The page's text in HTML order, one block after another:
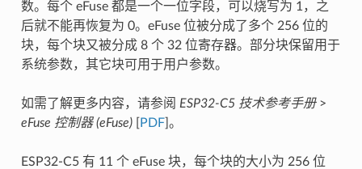
数。每个 eFuse 都是一个一位字段，可以烧写为 1，之
后就不能再恢复为 0。eFuse 位被分成了多个 256 位的
块，每个块又被分成 8 个 32 位寄存器。部分块保留用于
系统参数，其它块可用于用户参数。
如需了解更多内容，请参阅 ESP32-C5 技术参考手册>
eFuse 控制器 (eFuse)[ PDF]。
ESP32-C5 有 11 个 eFuse 块，每个块的大小为 256 位